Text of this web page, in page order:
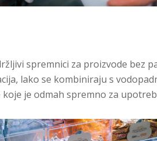
spremnici za proizvode bez
lako se kombiniraju s
je odmah spremno za